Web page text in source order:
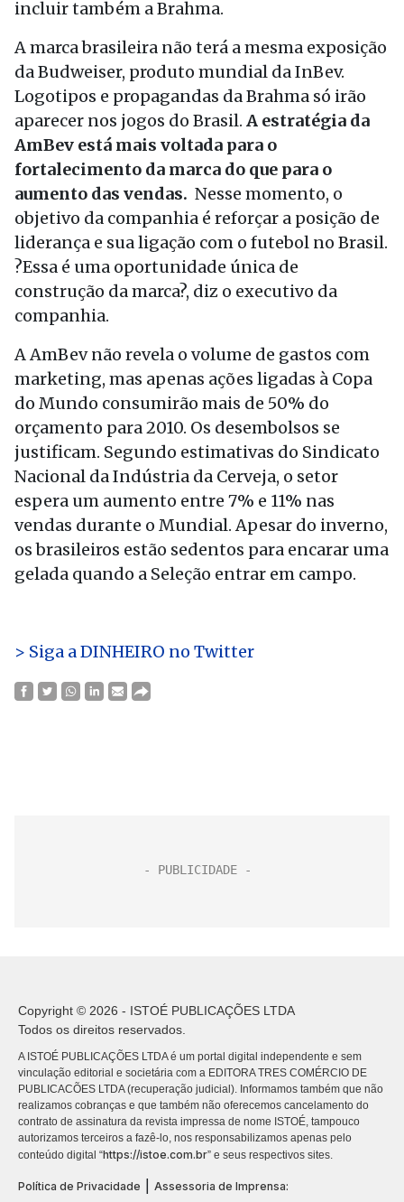
incluir também a Brahma.
A marca brasileira não terá a mesma exposição
da Budweiser, produto mundial da InBev.
Logotipos e propagandas da Brahma só irão
aparecer nos jogos do Brasil. A estratégia da
AmBev está mais voltada para o
fortalecimento da marca do que para o
aumento das vendas. Nesse momento, o
objetivo da companhia é reforçar a posição de
liderança e sua ligação com o futebol no Brasil.
?Essa é uma oportunidade única de
construção da marca?, diz o executivo da
companhia.
A AmBev não revela o volume de gastos com
marketing, mas apenas ações ligadas à Copa
do Mundo consumirão mais de 50% do
orçamento para 2010. Os desembolsos se
justificam. Segundo estimativas do Sindicato
Nacional da Indústria da Cerveja, o setor
espera um aumento entre 7% e 11% nas
vendas durante o Mundial. Apesar do inverno,
os brasileiros estão sedentos para encarar uma
gelada quando a Seleção entrar em campo.
> Siga a DINHEIRO no Twitter
Copyright © 2026 - ISTOÉ PUBLICAÇÕES LTDA
Todos os direitos reservados.
A ISTOÉ PUBLICAÇÕES LTDA é um portal digital independente e sem
vinculação editorial e societária com a EDITORA TRES COMÉRCIO DE
PUBLICACÕES LTDA (recuperação judicial). Informamos também que não
realizamos cobranças e que também não oferecemos cancelamento do
contrato de assinatura da revista impressa de nome ISTOÉ, tampouco
autorizamos terceiros a fazê-lo, nos responsabilizamos apenas pelo
conteúdo digital “https://istoe.com.br” e seus respectivos sites.
Política de Privacidade Assessoria de Imprensa: